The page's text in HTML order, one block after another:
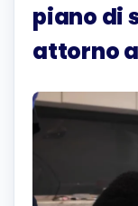
piano di
attorno